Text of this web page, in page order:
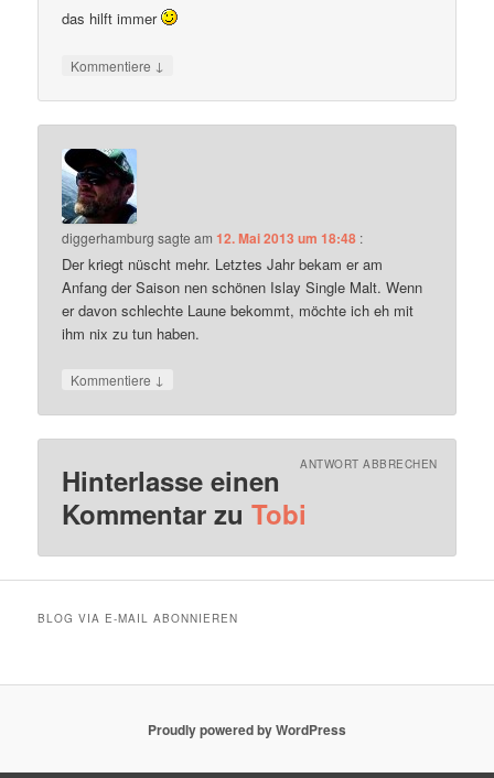
das hilft immer
Kommentiere ↓
diggerhamburg sagte am12. Mai 2013 um 18:48 :
Der kriegt nüscht mehr. Letztes Jahr bekam er am
Anfang der Saison nen schönen Islay Single Malt. Wenn
er davon schlechte Laune bekommt, möchte ich eh mit
ihm nix zu tun haben.
Kommentiere ↓
Hinterlasse einen
Kommentar zuTobi
ANTWORT ABBRECHEN
BLOG VIA E-MAIL ABONNIEREN
Proudly powered by WordPress